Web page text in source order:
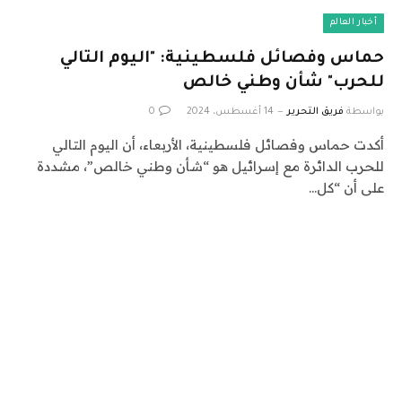
أخبار العالم
حماس وفصائل فلسطينية: "اليوم التالي
للحرب" شأن وطني خالص
بواسطة فريق التحرير 14 أغسطس، 2024 0
أكدت حماس وفصائل فلسطينية، الأربعاء، أن اليوم التالي
للحرب الدائرة مع إسرائيل هو “شأن وطني خالص”، مشددة
على أن “كل…